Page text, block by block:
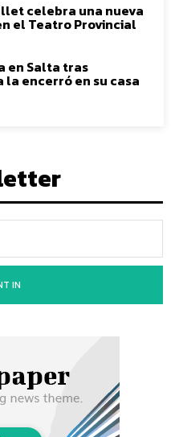
celebra una nueva
el Teatro Provincial
en Salta tras
encerró en su casa
IN